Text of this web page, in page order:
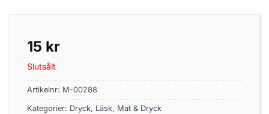
15 kr
Slutsålt
Artikelnr: M-00288
Kategorier: Dryck, Läsk, Mat & Dryck